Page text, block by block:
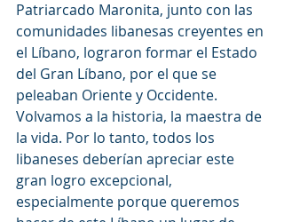
Patriarcado Maronita, junto con las
comunidades libanesas creyentes en
el Líbano, lograron formar el Estado
del Gran Líbano, por el que se
peleaban Oriente y Occidente.
Volvamos a la historia, la maestra de
la vida. Por lo tanto, todos los
libaneses deberían apreciar este
gran logro excepcional,
especialmente porque queremos